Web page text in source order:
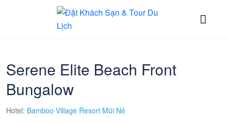
Serene Elite Beach Front
Bungalow
Hotel: Bamboo Village Resort Mũi Né